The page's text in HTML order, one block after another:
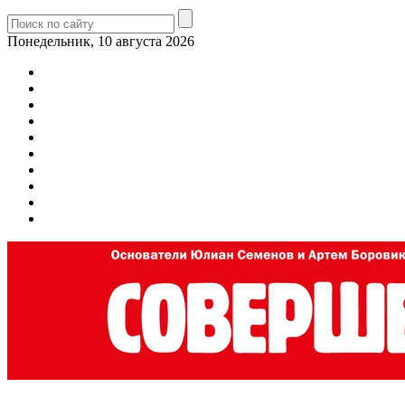
Понедельник, 10 августа 2026